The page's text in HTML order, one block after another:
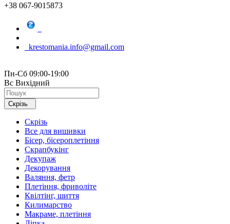
+38 067-9015873
krestomania.info@gmail.com
Пн-Сб 09:00-19:00
Вс Вихідний
Скрізь
Скрізь
Все для вишивки
Бісер, бісероплетіння
Скрапбукінг
Декупаж
Декорування
Валяння, фетр
Плетіння, фриволіте
Квілтінг, шиття
Килимарство
Макраме, плетіння